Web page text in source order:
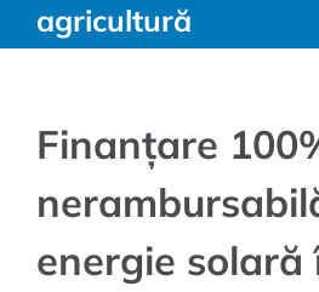
agricultură
Finanțare
energie solară